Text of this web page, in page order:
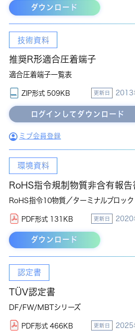
ダウンロード
技術資料
推奨R形適合圧着端子
適合圧着端子一覧表
ZIP形式 509KB 更新日 2013
ミブ会員登録
環境資料
RoHS指令規制物質非含有報告
RoHS指令10物質／ターミナルブロック
PDF形式 131KB 更新日 2020
ダウンロード
認定書
TÜV認定書
DF/FW/MBTシリーズ
PDF形式 466KB 更新日 2025